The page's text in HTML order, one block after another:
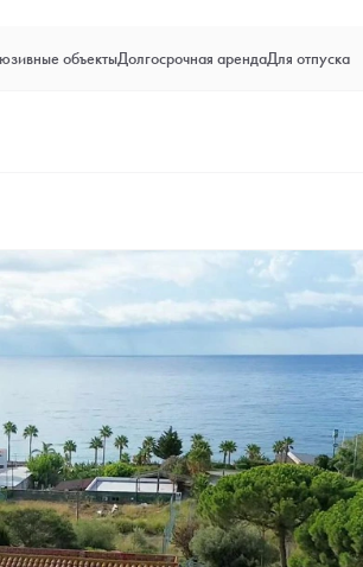
объектыДолгосрочная арендаДля отпуска